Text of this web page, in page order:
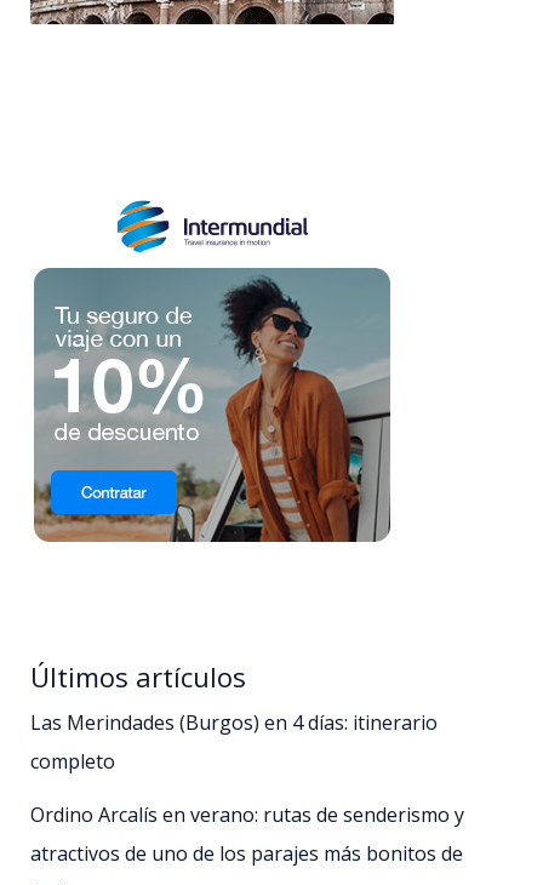
Últimos artículos
Las Merindades (Burgos) en 4 días: itinerario
completo
Ordino Arcalís en verano: rutas de senderismo y
atractivos de uno de los parajes más bonitos de